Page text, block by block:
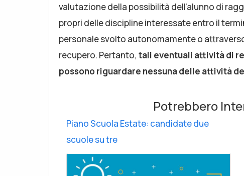
valutazione della possibilità dell’alunno di
propri delle discipline interessate entro il
personale svolto autonomamente o
recupero. Pertanto, tali eventuali attività di
possono riguardare nessuna delle attività
Potrebbero
Piano Scuola Estate: candidate due
scuole su tre